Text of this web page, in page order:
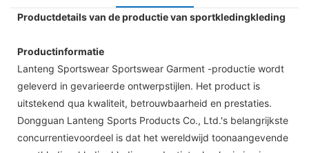
Productdetails van de productie van sportkledingkleding
Productinformatie
Lanteng Sportswear Sportswear Garment -productie wordt
geleverd in gevarieerde ontwerpstijlen. Het product is
uitstekend qua kwaliteit, betrouwbaarheid en prestaties.
Dongguan Lanteng Sports Products Co., Ltd.'s belangrijkste
concurrentievoordeel is dat het wereldwijd toonaangevende